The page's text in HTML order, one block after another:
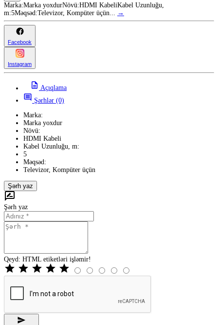
Marka:Marka yoxdurNövü:HDMI KabeliKabel Uzunluğu,
m:5Məqsəd:Televizor, Kompüter üçün...
→
Facebook
Instagram
Açıqlama
Şərhlər (0)
Marka:
Marka yoxdur
Növü:
HDMI Kabeli
Kabel Uzunluğu, m:
5
Məqsəd:
Televizor, Kompüter üçün
Şərh yaz
Şərh yaz
Qeyd: HTML etiketləri işləmir!